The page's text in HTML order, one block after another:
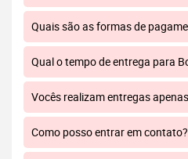
Quais são as formas de
Qual o tempo de entrega para
Vocês realizam entregas
Como posso entrar em contato?